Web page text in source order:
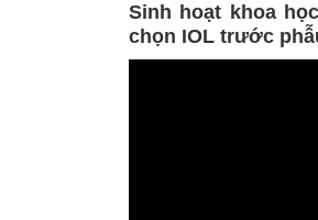
Sinh hoạt khoa
chọn IOL trước